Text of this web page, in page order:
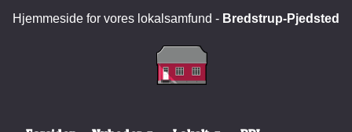
Hjemmeside for vores lokalsamfund - Bredstrup-Pjedsted